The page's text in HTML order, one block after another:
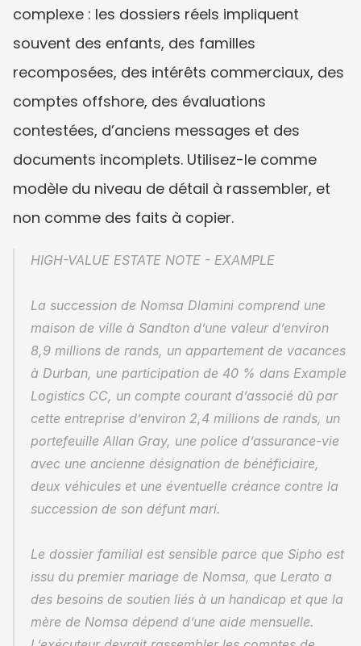
complexe : les dossiers réels impliquent
souvent des enfants, des familles
recomposées, des intérêts commerciaux, des
comptes offshore, des évaluations
contestées, d’anciens messages et des
documents incomplets. Utilisez-le comme
modèle du niveau de détail à rassembler, et
non comme des faits à copier.
HIGH-VALUE ESTATE NOTE - EXAMPLE
La succession de Nomsa Dlamini comprend une
maison de ville à Sandton d’une valeur d’environ
8,9 millions de rands, un appartement de vacances
à Durban, une participation de 40 % dans Example
Logistics CC, un compte courant d’associé dû par
cette entreprise d’environ 2,4 millions de rands, un
portefeuille Allan Gray, une police d’assurance-vie
avec une ancienne désignation de bénéficiaire,
deux véhicules et une éventuelle créance contre la
succession de son défunt mari.
Le dossier familial est sensible parce que Sipho est
issu du premier mariage de Nomsa, que Lerato a
des besoins de soutien liés à un handicap et que la
mère de Nomsa dépend d’une aide mensuelle.